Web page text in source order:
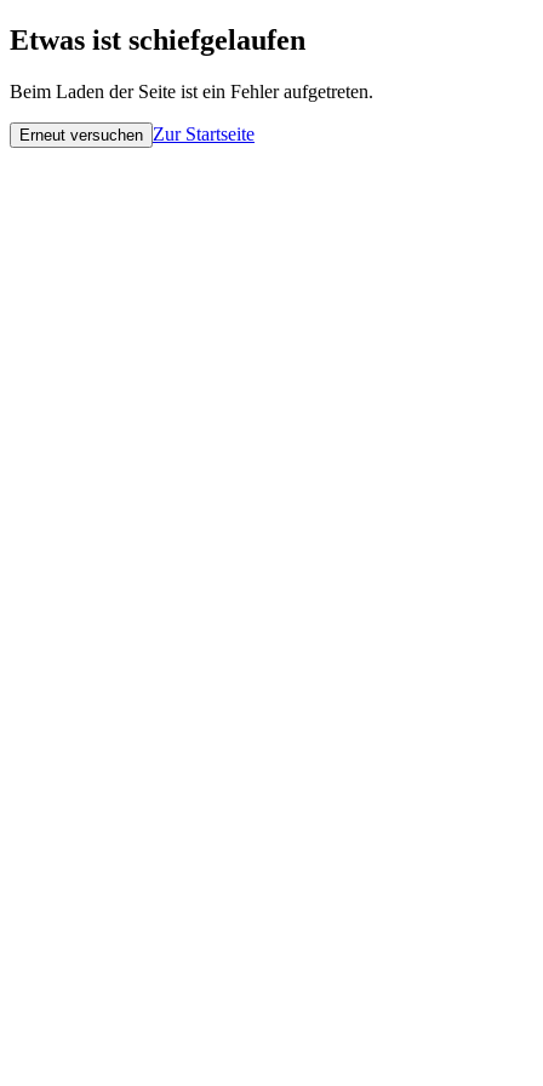
Etwas ist schiefgelaufen
Beim Laden der Seite ist ein Fehler aufgetreten.
Erneut versuchen Zur Startseite